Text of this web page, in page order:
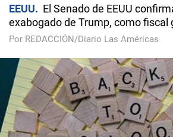
EEUU
El Senado de EEUU
exabogado de Trump, como fiscal
Por REDACCIÓN/Diario Las Américas